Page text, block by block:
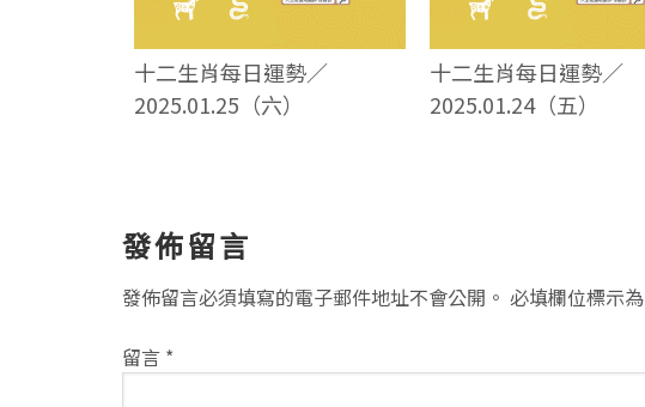
十二生肖每日運勢／
2025.01.25（六）
十二生肖每日運勢／
2025.01.24（五）
讀
者
互
動
發佈留言
發佈留言必須填寫的電子郵件地址不會公開。 必填欄位標示為
留言 *